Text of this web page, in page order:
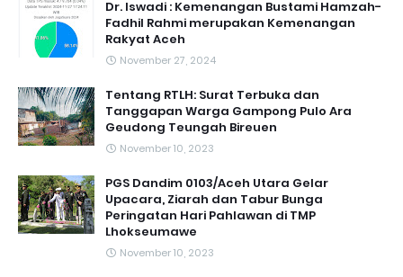
Dr. Iswadi : Kemenangan Bustami Hamzah-
Fadhil Rahmi merupakan Kemenangan
Rakyat Aceh
November 27, 2024
Tentang RTLH: Surat Terbuka dan
Tanggapan Warga Gampong Pulo Ara
Geudong Teungah Bireuen
November 10, 2023
PGS Dandim 0103/Aceh Utara Gelar
Upacara, Ziarah dan Tabur Bunga
Peringatan Hari Pahlawan di TMP
Lhokseumawe
November 10, 2023